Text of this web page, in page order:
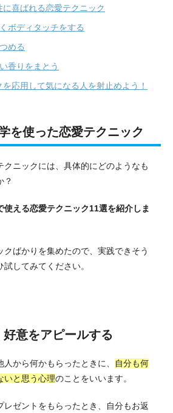
喜ばれる恋愛テクニック
ボディタッチをする
める
香りをまとう
応用して気になる人を射止めよう！
を使った恋愛テクニック
クニックには、具体的にどのようなも
？
使える恋愛テクニック11選を紹介しま
クばかりを集めたので、実践できそう
してみてください。
意をアピールする
から何かもらったときに、
自分も何
いと思う心理のことをいいます。
レゼントをもらったとき、自分もお返